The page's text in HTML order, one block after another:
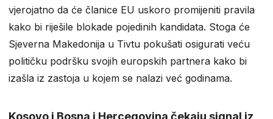
vjerojatno da će članice EU uskoro promijeniti pravila
kako bi riješile blokade pojedinih kandidata. Stoga će
Sjeverna Makedonija u Tivtu pokušati osigurati veću
političku podršku svojih europskih partnera kako bi
izašla iz zastoja u kojem se nalazi već godinama.
Kosovo i Bosna i Hercegovina čekaju signal iz